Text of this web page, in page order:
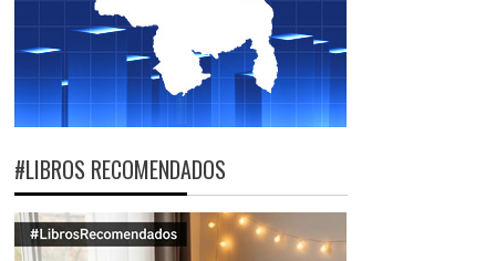
#LIBROS RECOMENDADOS